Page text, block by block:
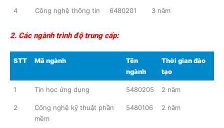
4 Công nghệ thông tin 6480201 3 năm
2. Các ngành trình độ trung cấp:
STT Mã ngành
Tên
ngành
Thời gian đào
tạo
1 Tin học ứng dụng 5480205 2 năm
2
Công nghệ kỹ thuật phần
mềm
5480106 2 năm